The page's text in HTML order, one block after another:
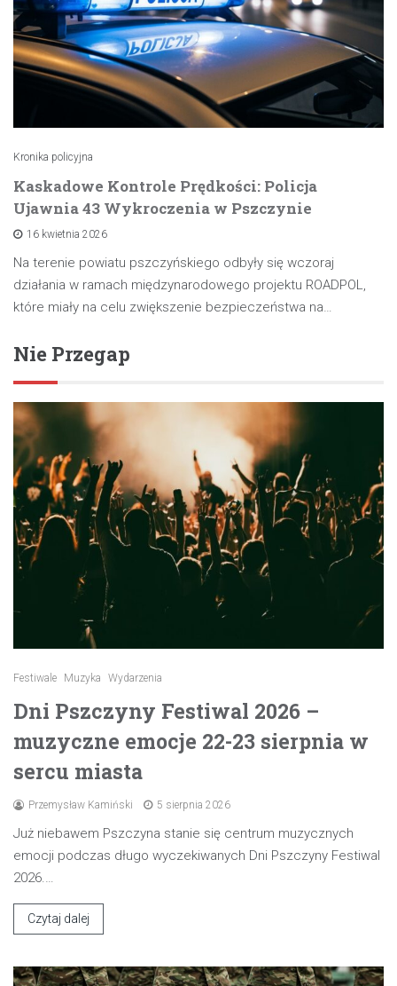
Kronika policyjna
Kaskadowe Kontrole Prędkości: Policja
Ujawnia 43 Wykroczenia w Pszczynie
16 kwietnia 2026
Na terenie powiatu pszczyńskiego odbyły się wczoraj
działania w ramach międzynarodowego projektu ROADPOL,
które miały na celu zwiększenie bezpieczeństwa na…
Nie Przegap
Festiwale Muzyka Wydarzenia
Dni Pszczyny Festiwal 2026 –
muzyczne emocje 22-23 sierpnia w
sercu miasta
Przemysław Kamiński 5 sierpnia 2026
Już niebawem Pszczyna stanie się centrum muzycznych
emocji podczas długo wyczekiwanych Dni Pszczyny Festiwal
2026.…
Czytaj dalej